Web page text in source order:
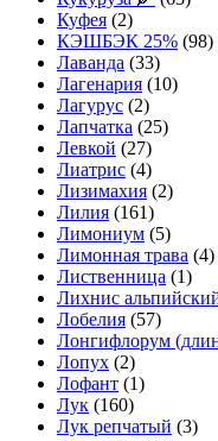
Куфея (2)
КЭШБЭК 25% (98)
Лаванда (33)
Лагенария (10)
Лагурус (2)
Лапчатка (25)
Левкой (27)
Лиатрис (4)
Лизимахия (2)
Лилия (161)
Лимониум (5)
Лимонная трава (4)
Лиственница (1)
Лихнис
Лобелия (57)
Лонгифлорум
Лопух (2)
Лофант (1)
Лук (160)
Лук репчатый (3)